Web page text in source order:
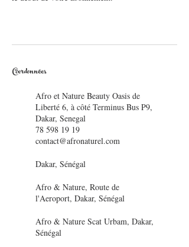
Coordonnées
Afro et Nature Beauty Oasis de
Liberté 6, à côté Terminus Bus P9,
Dakar, Senegal
78 598 19 19
contact@afronaturel.com
Dakar, Sénégal
Afro & Nature, Route de
l'Aeroport, Dakar, Sénégal
Afro & Nature Scat Urbam, Dakar,
Sénégal